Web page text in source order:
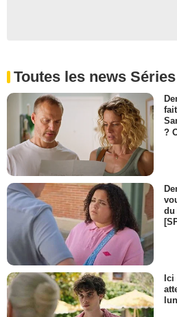
Toutes les news Séries
?
du